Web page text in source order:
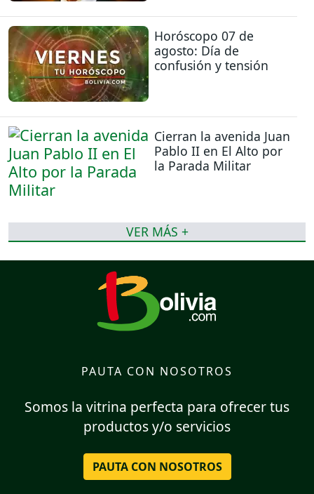
Horóscopo 07 de
agosto: Día de
confusión y tensión
Cierran la avenida Juan
Pablo II en El Alto por
la Parada Militar
VER MÁS +
PAUTA CON NOSOTROS
Somos la vitrina perfecta para ofrecer tus
productos y/o servicios
PAUTA CON NOSOTROS